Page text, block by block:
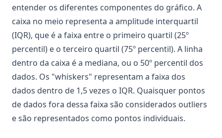
entender os diferentes componentes do gráfico. A
caixa no meio representa a amplitude interquartil
(IQR), que é a faixa entre o primeiro quartil (25º
percentil) e o terceiro quartil (75º percentil). A linha
dentro da caixa é a mediana, ou o 50º percentil dos
dados. Os "whiskers" representam a faixa dos
dados dentro de 1,5 vezes o IQR. Quaisquer pontos
de dados fora dessa faixa são considerados outliers
e são representados como pontos individuais.